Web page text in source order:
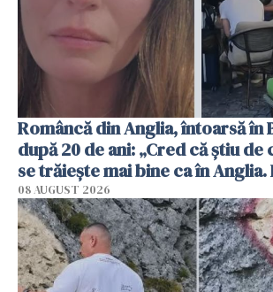
Româncă din Anglia, întoarsă în
după 20 de ani: „Cred că știu de
se trăiește mai bine ca în
08 AUGUST 2026